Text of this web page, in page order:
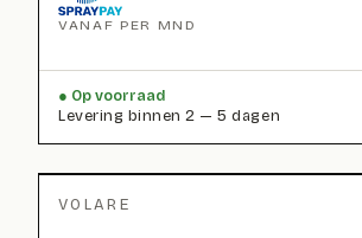
VANAF PER MND
Op voorraad
Levering binnen 2 — 5 dagen
VOLARE